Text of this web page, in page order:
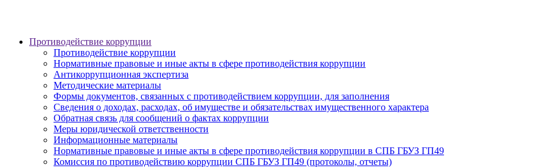
Противодействие коррупции
Противодействие коррупции
Нормативные правовые и иные акты в сфере противодействия коррупции
Антикоррупционная экспертиза
Методические материалы
Формы документов, связанных с противодействием коррупции, для заполнения
Сведения о доходах, расходах, об имуществе и обязательствах имущественного характера
Обратная связь для сообщений о фактах коррупции
Меры юридической ответственности
Информационные материалы
Нормативные правовые и иные акты в сфере противодействия коррупции в СПБ ГБУЗ ГП49
Комиссия по противодействию коррупции СПБ ГБУЗ ГП49 (протоколы, отчеты)